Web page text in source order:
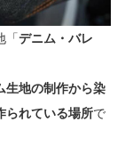
「デニム・バレ
生地の制作から染
られている場所で